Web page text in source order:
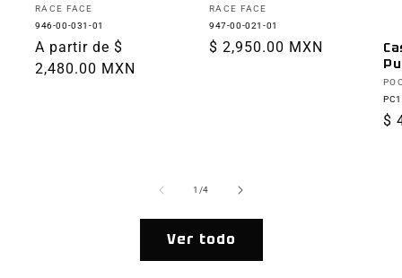
Proveedor:
RACE FACE
946-00-031-01
Precio
habitual
A partir de $
2,480.00 MXN
Proveedor:
RACE FACE
947-00-021-01
Precio
$ 2,950.00 MXN
$
1 /de
4
Ver todo